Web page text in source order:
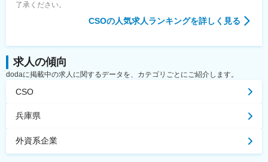
了承ください。
CSOの人気求人ランキングを詳しく見る
求人の傾向
dodaに掲載中の求人に関するデータを、カテゴリごとにご紹介します。
CSO
兵庫県
外資系企業